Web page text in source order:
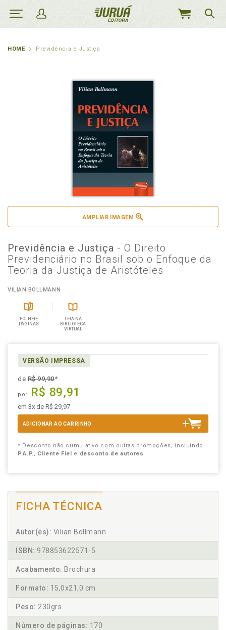
MEU
HOME Previdência e Justiça
AMPLIAR IMAGEM
Previdência e Justiça - O Direito
Previdenciário no Brasil sob o Enfoque da
Teoria da Justiça de Aristóteles
VILIAN BOLLMANN
FOLHEIE
PÁGINAS
LEIA NA
BIBLIOTECA
VIRTUAL
VERSÃO IMPRESSA
deR$ 99,90*
por R$ 89,91
em 3x de R$ 29,97
ADICIONAR AO CARRINHO
* Desconto não cumulativo com outras promoções, incluindo
P.A.P., Cliente Fiel e desconto de autores
FICHA TÉCNICA
Autor(es): Vilian Bollmann
ISBN: 978853622571-5
Acabamento: Brochura
Formato: 15,0x21,0 cm
Peso: 230grs.
Número de páginas: 170